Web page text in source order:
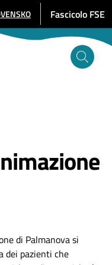
LINGUA: LINGUA
Fascicolo FSE
di Palmanova si
dei pazienti che